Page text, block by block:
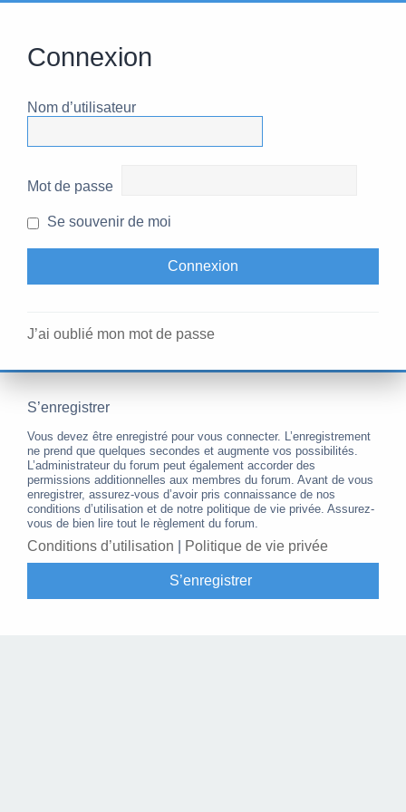
Connexion
Nom d’utilisateur
Mot de passe
Se souvenir de moi
J’ai oublié mon mot de passe
S’enregistrer
Vous devez être enregistré pour vous connecter. L’enregistrement
ne prend que quelques secondes et augmente vos possibilités.
L’administrateur du forum peut également accorder des
permissions additionnelles aux membres du forum. Avant de vous
enregistrer, assurez-vous d’avoir pris connaissance de nos
conditions d’utilisation et de notre politique de vie privée. Assurez-
vous de bien lire tout le règlement du forum.
Conditions d’utilisation Politique de vie privée
S’enregistrer